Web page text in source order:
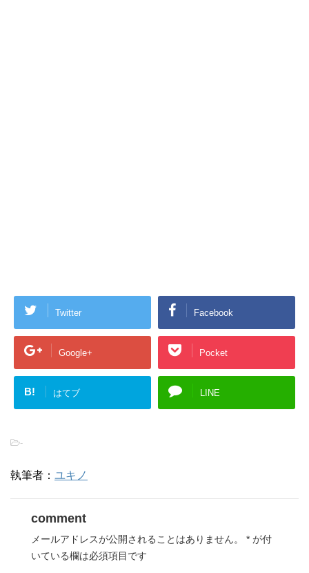
Twitter Facebook
Google+ Pocket
B! はてブ LINE
-
執筆者： ユキノ
comment
メールアドレスが公開されることはありません。 * が付
いている欄は必須項目です